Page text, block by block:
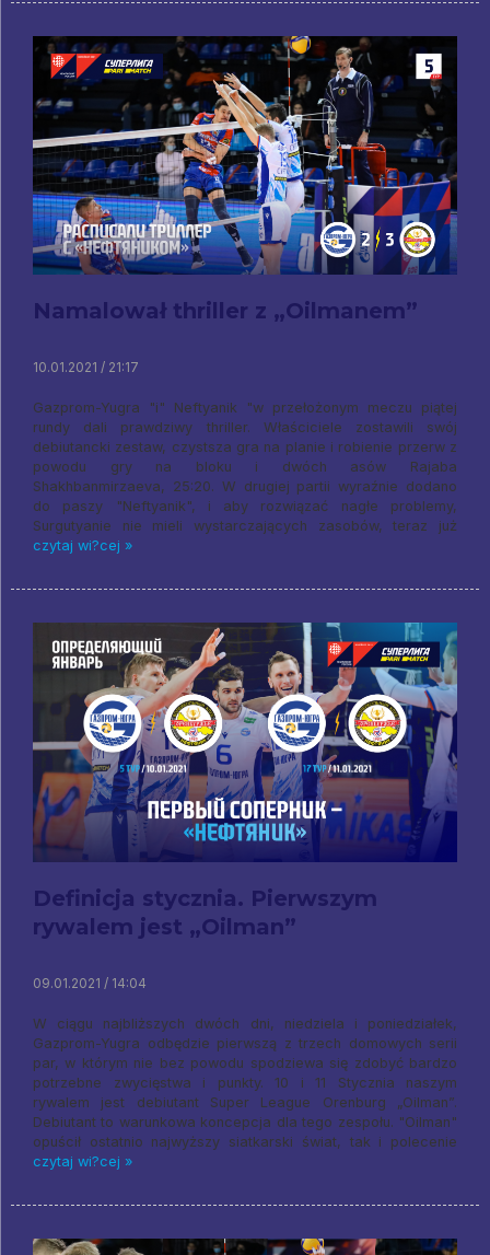
Namalował thriller z „Oilmanem”
10.01.2021 / 21:17
Gazprom-Yugra "i" Neftyanik "w przełożonym meczu piątej
rundy dali prawdziwy thriller. Właściciele zostawili swój
debiutancki zestaw, czystsza gra na planie i robienie przerw z
powodu gry na bloku i dwóch asów Rajaba
Shakhbanmirzaeva, 25:20. W drugiej partii wyraźnie dodano
do paszy "Neftyanik", i aby rozwiązać nagłe problemy,
Surgutyanie nie mieli wystarczających zasobów, teraz już
czytaj wi?cej »
Definicja stycznia. Pierwszym
rywalem jest „Oilman”
09.01.2021 / 14:04
W ciągu najbliższych dwóch dni, niedziela i poniedziałek,
Gazprom-Yugra odbędzie pierwszą z trzech domowych serii
par, w którym nie bez powodu spodziewa się zdobyć bardzo
potrzebne zwycięstwa i punkty. 10 i 11 Stycznia naszym
rywalem jest debiutant Super League Orenburg „Oilman”.
Debiutant to warunkowa koncepcja dla tego zespołu. "Oilman"
opuścił ostatnio najwyższy siatkarski świat, tak i polecenie
czytaj wi?cej »